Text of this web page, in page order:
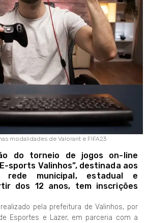
modalidades de Valorant e FIFA23
do torneio de jogos on-line
sports Valinhos”, destinada aos
rede municipal, estadual e
dos 12 anos, tem inscrições
pela prefeitura de Valinhos, por
Esportes e Lazer, em parceria com a